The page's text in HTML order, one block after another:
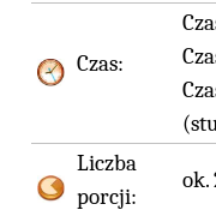
Czas:
Liczba
porcji:
ok.